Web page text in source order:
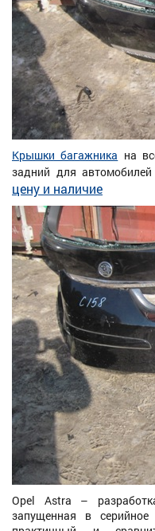
Крышки багажника на
задний для
цену и наличие
Opel Astra –
запущенная в